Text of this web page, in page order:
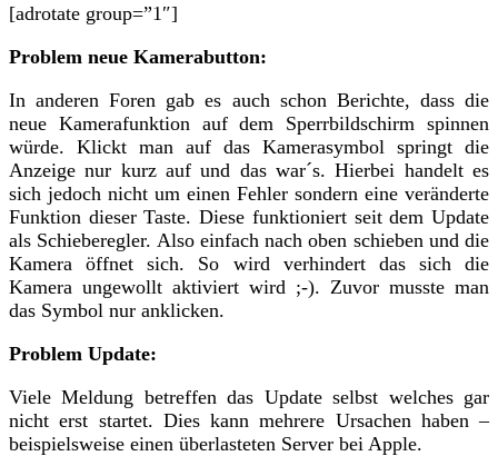
[adrotate group=”1″]
Problem neue Kamerabutton:
In anderen Foren gab es auch schon Berichte, dass die
neue Kamerafunktion auf dem Sperrbildschirm spinnen
würde. Klickt man auf das Kamerasymbol springt die
Anzeige nur kurz auf und das war´s. Hierbei handelt es
sich jedoch nicht um einen Fehler sondern eine veränderte
Funktion dieser Taste. Diese funktioniert seit dem Update
als Schieberegler. Also einfach nach oben schieben und die
Kamera öffnet sich. So wird verhindert das sich die
Kamera ungewollt aktiviert wird ;-). Zuvor musste man
das Symbol nur anklicken.
Problem Update:
Viele Meldung betreffen das Update selbst welches gar
nicht erst startet. Dies kann mehrere Ursachen haben –
beispielsweise einen überlasteten Server bei Apple.